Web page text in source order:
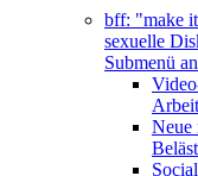
bff: "make
sexuelle
Submenü
Neue